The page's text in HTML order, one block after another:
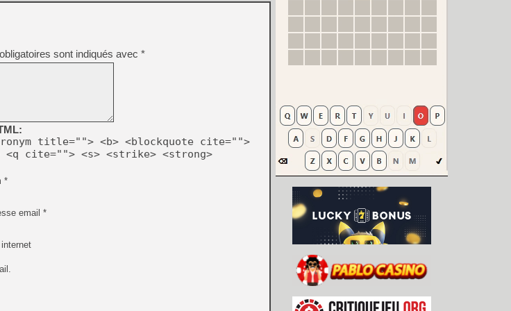
sont indiqués avec *
title=""> <b> <blockquote cite="">
<q cite=""> <s> <strike> <strong>
*
email *